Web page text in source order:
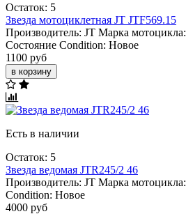
Остаток: 5
Звезда мотоциклетная JT JTF569.15
Производитель: JT Марка мотоцикла:
Состояние Condition: Новое
1100 руб
в корзину
Есть в наличии
Остаток: 5
Звезда ведомая JTR245/2 46
Производитель: JT Марка мотоцикла:
Condition: Новое
4000 руб